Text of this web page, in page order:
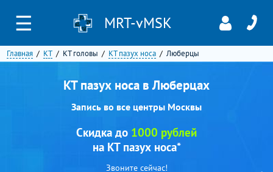
☰ MRT-vMSK
Главная КТ КТ головы КТ пазух носа Люберцы
КТ пазух носа в Люберцах
Запись во все центры Москвы
Скидка до 1000 рублей
на КТ пазух носа*
Звоните сейчас!